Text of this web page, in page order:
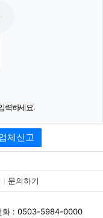
력하세요.
체신고
문의하기
화 : 0503-5984-0000